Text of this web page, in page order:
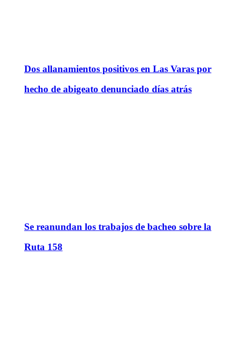
Dos allanamientos positivos en Las Varas por
hecho de abigeato denunciado días atrás
Se reanundan los trabajos de bacheo sobre la
Ruta 158